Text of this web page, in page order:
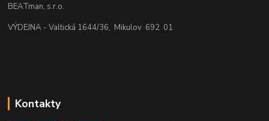
BEATman, s.r.o.
VÝDEJNA - Valtická 1644/36, Mikulov 692 01
Kontakty